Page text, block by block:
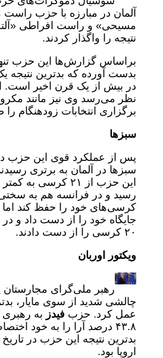
آلمان در مبارزه با حزب راست
مسیحی» و راست افراطی
نتیجه را واگذار کردند.
بدست آورده که بدترین نتیجه
در بیش از یک قرن اخیر است.
نظر می‌رسد وی نیز مانند
برگزاری انتخابات زودهنگام را
سبزها
سبزها در آلمان به برتری
رسید و در فرانسه هم به
کرسی‌های خود را حفظ کند اما
جایگاه خود را از دست داد و
۲۰ کرسی را از دست دادند.
ویکتور اوربان
رهبر ملی‌گرای مجارستان
چالشی شدید از سوی مایار،
عمل کرد. حزب فیدز به رهبری
۴۳.۸ درصد آرا را به خود
بدترین نتیجه این حزب در تاریخ
اروپا بود.